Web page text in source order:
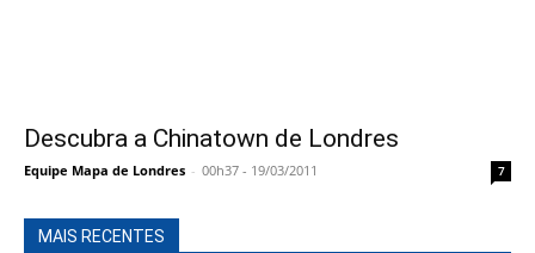
Descubra a Chinatown de Londres
Equipe Mapa de Londres - 00h37 - 19/03/2011 7
MAIS RECENTES